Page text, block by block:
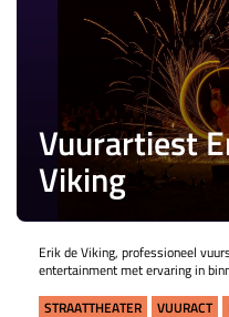
Vuurartiest
Viking
Erik de Viking, professioneel
entertainment met ervaring in
STRAATTHEATER
VUURACT